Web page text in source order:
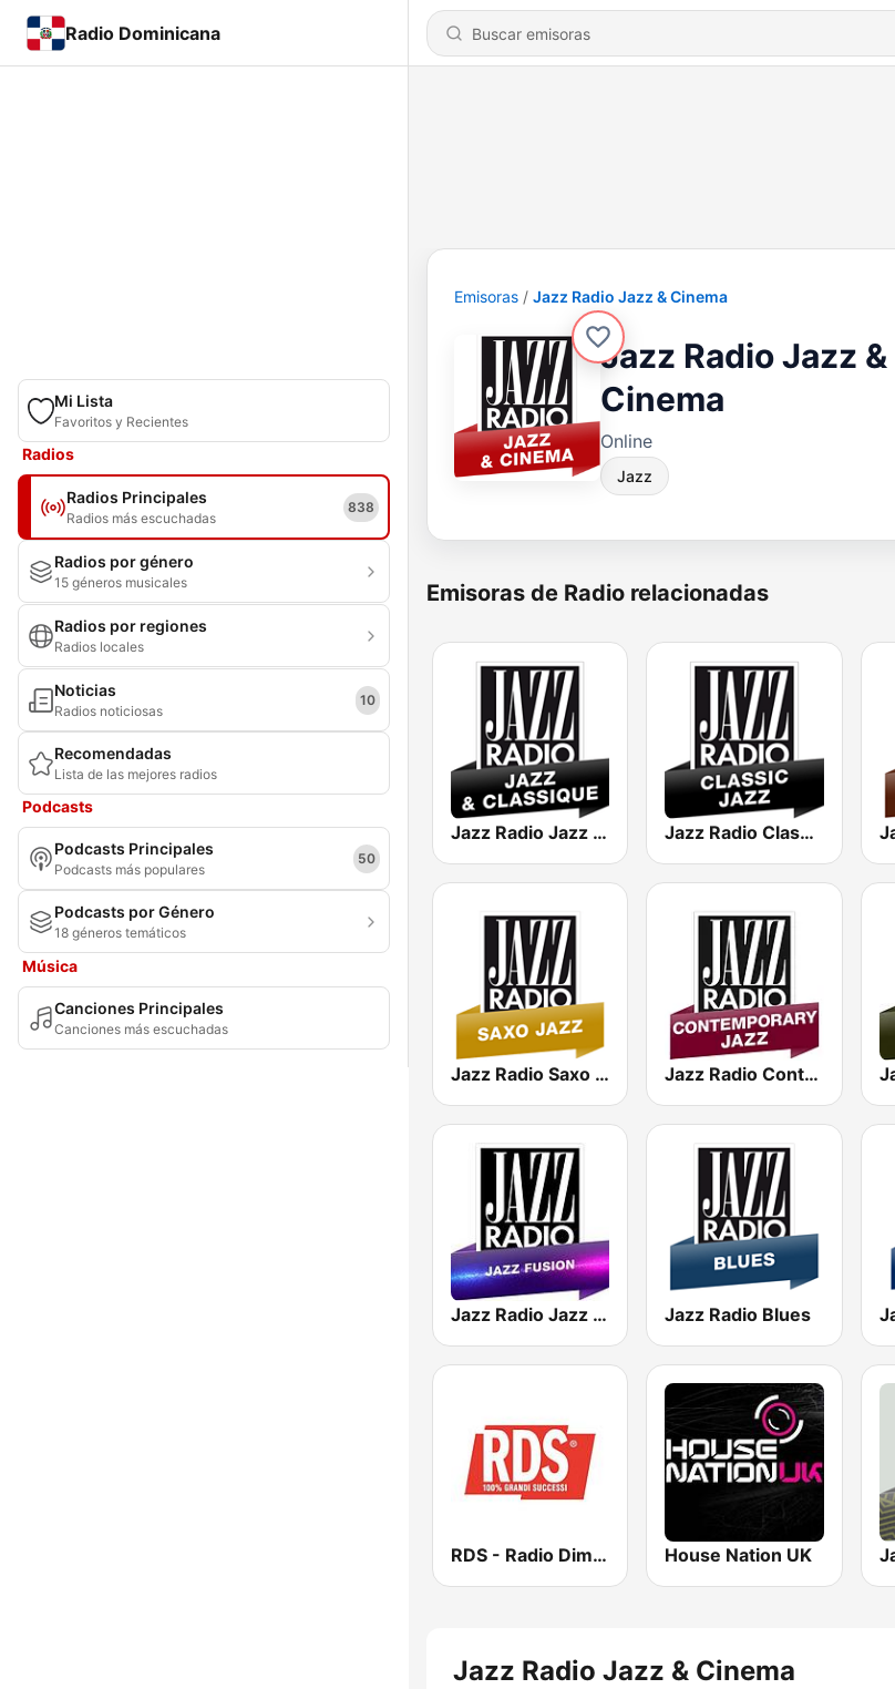
Radio Dominicana
Mi Lista
Favoritos y Recientes
Radios
Radios Principales
Radios más escuchadas
838
Radios por género
15 géneros musicales
Radios por regiones
Radios locales
Noticias
Radios noticiosas
10
Recomendadas
Lista de las mejores radios
Podcasts
Podcasts Principales
Podcasts más populares
50
Podcasts por Género
18 géneros temáticos
Música
Canciones Principales
Canciones más escuchadas
Emisoras Jazz Radio Jazz & Cinema
Jazz Radio Jazz &
Cinema
Online
Jazz
Emisoras de Radio relacionadas
Jazz Radio Jazz & Classique Jazz Radio Classic Jazz
Jazz Radio Saxo Jazz Jazz Radio Contemporary Jazz
Jazz Radio Jazz Fusion Jazz Radio Blues
RDS - Radio Dimensione Suono House Nation UK
Jazz Radio Jazz & Cinema